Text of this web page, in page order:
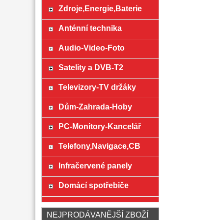
Zdroje,Energie,Baterie
Anténní technika
Audio-Video-Foto
Satelity a DVB-T2
Televizory-TV držáky
Dům-Zahrada-Hoby
PC-Monitory-Kancelář
Telefony,Navigace,CB
Infračervené panely
Domácí spotřebiče
NEJPRODÁVANĚJŠÍ ZBOŽÍ